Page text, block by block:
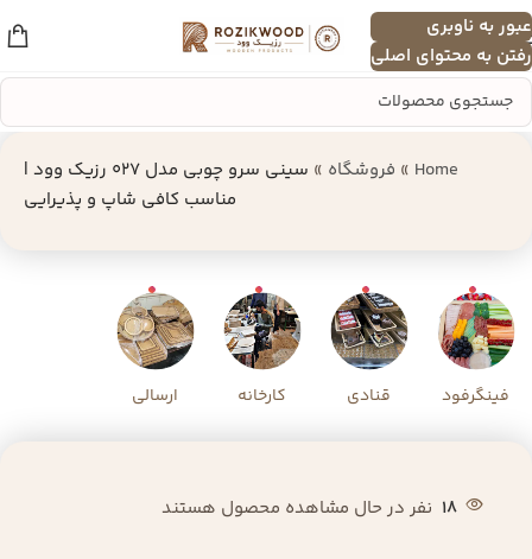
عبور به ناوبری
رفتن به محتوای اصلی
منو
Home
» فروشگاه »
سینی سرو چوبی مدل 027 رزیک وود |
مناسب کافی شاپ و پذیرایی
فینگرفود قنادی کارخانه ارسالی
18 نفر در حال مشاهده محصول هستند